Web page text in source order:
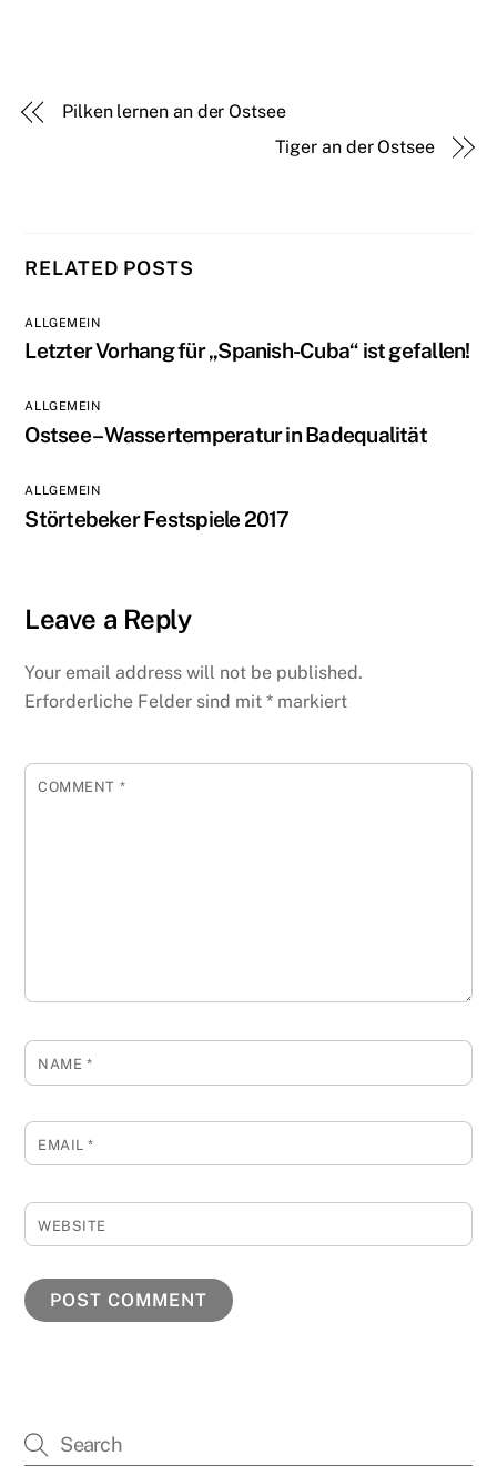
Pilken lernen an der Ostsee
Tiger an der Ostsee
RELATED POSTS
ALLGEMEIN
Letzter Vorhang für „Spanish-Cuba“ ist gefallen!
ALLGEMEIN
Ostsee – Wassertemperatur in Badequalität
ALLGEMEIN
Störtebeker Festspiele 2017
Leave a Reply
Your email address will not be published.
Erforderliche Felder sind mit* markiert
COMMENT *
NAME *
EMAIL*
WEBSITE